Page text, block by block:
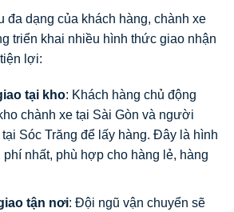
đa dạng của khách hàng, chành xe
triển khai nhiều hình thức giao nhận
lợi:
tại kho: Khách hàng chủ động
chành xe tại Sài Gòn và người
Sóc Trăng để lấy hàng. Đây là hình
nhất, phù hợp cho hàng lẻ, hàng
tận nơi: Đội ngũ vận chuyển sẽ